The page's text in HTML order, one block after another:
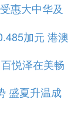
惠大中华及
加元 港澳
悦泽在美畅
盛夏升温成